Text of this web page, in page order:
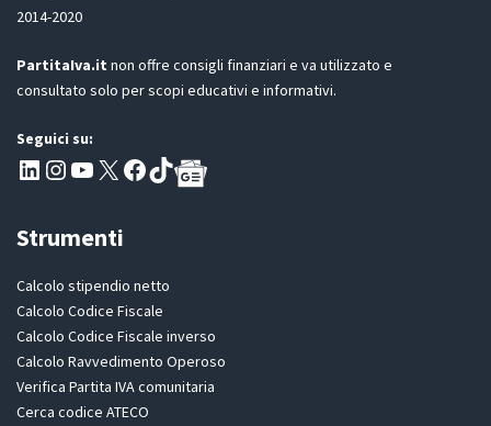
*
2014-2020
PartitaIva.it non offre consigli finanziari e va utilizzato e
consultato solo per scopi educativi e informativi.
Seguici su:
Pagina LinkedIn PartitaIva
Instagram
Canale YouTube Evoluzione - Partitaiva.it
X Segui PartitaIva su Facebook
TikTok
Strumenti
Calcolo stipendio netto
Calcolo Codice Fiscale
Calcolo Codice Fiscale inverso
Calcolo Ravvedimento Operoso
Verifica Partita IVA comunitaria
Cerca codice ATECO